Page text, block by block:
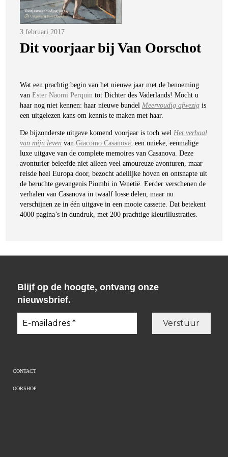
Posted
on
3 februari 2017
Dit voorjaar bij Van Oorschot
Wat een prachtig begin van het nieuwe jaar met de benoeming
vanEster Naomi Perquin tot Dichter des Vaderlands! Mocht u
haar nog niet kennen: haar nieuwe bundelMeervoudig afwezig is
een uitgelezen kans om kennis te maken met haar.
De bijzonderste uitgave komend voorjaar is toch welHet verhaal
van mijn leven vanGiacomo Casanova: een unieke, eenmalige
luxe uitgave van de complete memoires van Casanova. Deze
avonturier beleefde niet alleen veel amoureuze avonturen, maar
reisde heel Europa door, bezocht adellijke hoven en ontsnapte uit
de beruchte gevangenis Piombi in Venetië. Eerder verschenen de
verhalen van Casanova in twaalf losse delen, maar nu
verschijnen ze in één uitgave in een mooie cassette. Dat betekent
4000 pagina’s in dundruk, met 200 prachtige kleurillustraties.
Blijf op de hoogte, ontvang onze
nieuwsbrief.
CONTACT
OORSHOP